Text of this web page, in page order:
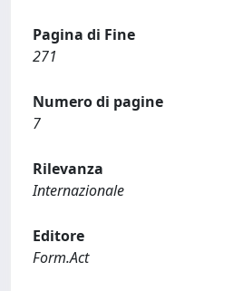
Pagina di Fine
271
Numero di pagine
7
Rilevanza
Internazionale
Editore
Form.Act